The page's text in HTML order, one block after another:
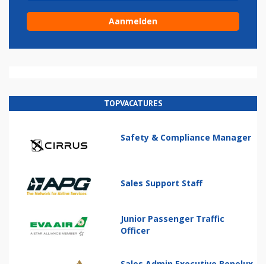
TOPVACATURES
Safety & Compliance Manager
Sales Support Staff
Junior Passenger Traffic
Officer